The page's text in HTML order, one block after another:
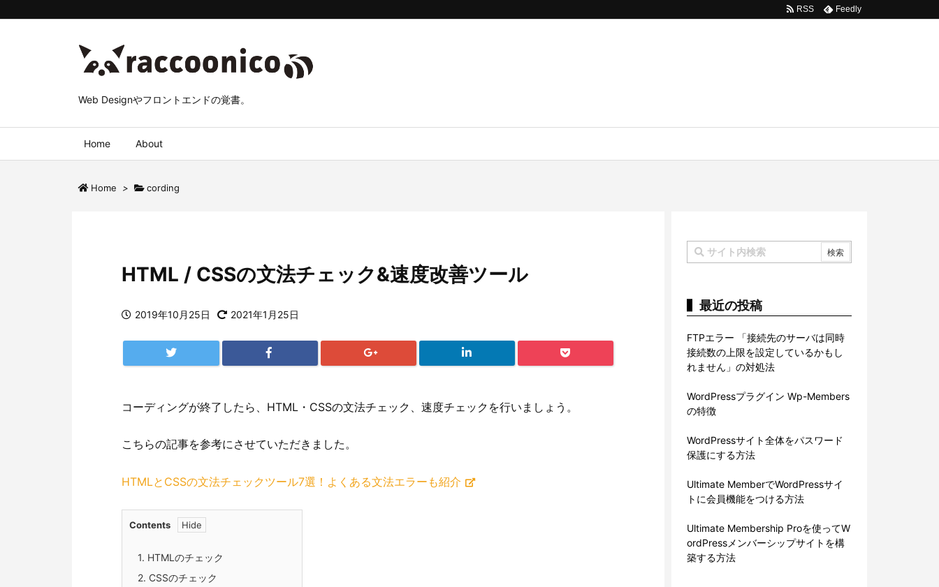
Web Designやフロントエンドの覚書。
Home About
RSS Feedly
Home > cording
HTML / CSSの文法チェック&速度改善ツール
2019年10月25日 2021年1月25日
コーディングが終了したら、HTML・CSSの文法チェック、速度チェックを行いましょう。
こちらの記事を参考にさせていただきました。
HTMLとCSSの文法チェックツール7選！よくある文法エラーも紹介
Contents
1. HTMLのチェック
2. CSSのチェック
最近の投稿
FTPエラー 「接続先のサーバは同時
接続数の上限を設定しているかもし
れません」の対処法
WordPressプラグイン Wp-Members
の特徴
WordPressサイト全体をパスワード
保護にする方法
Ultimate MemberでWordPressサイ
トに会員機能をつける方法
Ultimate Membership Proを使ってW
ordPressメンバーシップサイトを構
築する方法